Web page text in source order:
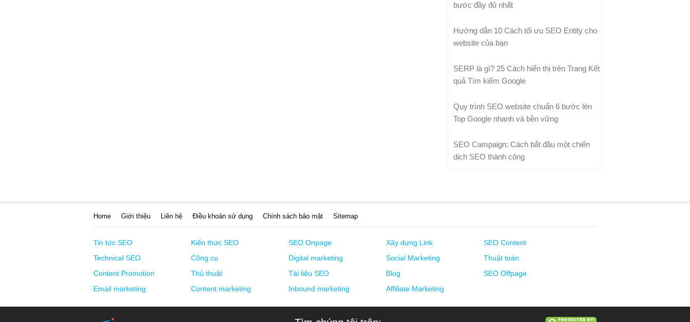
bước đầy đủ nhất
Hướng dẫn 10 Cách tối ưu SEO Entity cho
website của bạn
SERP là gì? 25 Cách hiển thị trên Trang Kết
quả Tìm kiếm Google
Quy trình SEO website chuẩn 6 bước lên
Top Google nhanh và bền vững
SEO Campaign: Cách bắt đầu một chiến
dịch SEO thành công
Home Giới thiệu Liên hệ Điều khoản sử dụng Chính sách bảo mật Sitemap
Tin tức SEO Kiến thức SEO SEO Onpage Xây dựng Link
SEO Content
Technical SEO
Công cụ Digital marketing Social Marketing
Thuật toán
Content Promotion
Thủ thuật Tài liệu SEO Blog
SEO Offpage
Email marketing
Content marketing Inbound marketing Affiliate Marketing